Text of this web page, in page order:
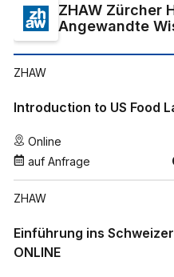
ZHAW Zürcher
Angewandte
ZHAW
Introduction to US Food
Online
auf Anfrage
ZHAW
Einführung ins
ONLINE